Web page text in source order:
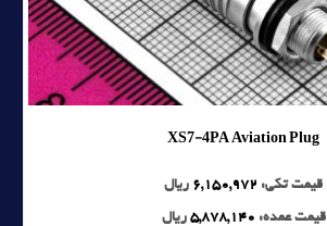
XS7-4PA Aviation Plug
قیمت تکی: 6,150,972 ریال
قیمت عمده: 5,878,140 ریال